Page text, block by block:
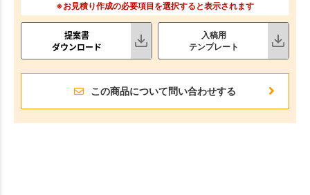
※お見積り作成の必要項目を選択すると表示されます
提案書
ダウンロード
入稿用
テンプレート
この商品について問い合わせする